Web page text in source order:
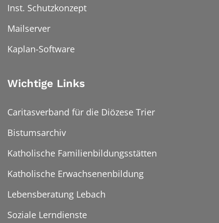
Inst. Schutzkonzept
Mailserver
Kaplan-Software
Wichtige Links
Caritasverband für die Diözese Trier
Bistumsarchiv
Katholische Familienbildungsstätten
Katholische Erwachsenenbildung
Lebensberatung Lebach
Soziale Lerndienste